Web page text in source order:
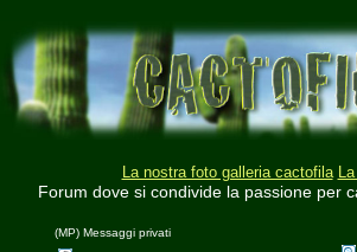
La nostra foto galleria cactofila
Forum dove si condivide la passione per
(MP) Messaggi privati